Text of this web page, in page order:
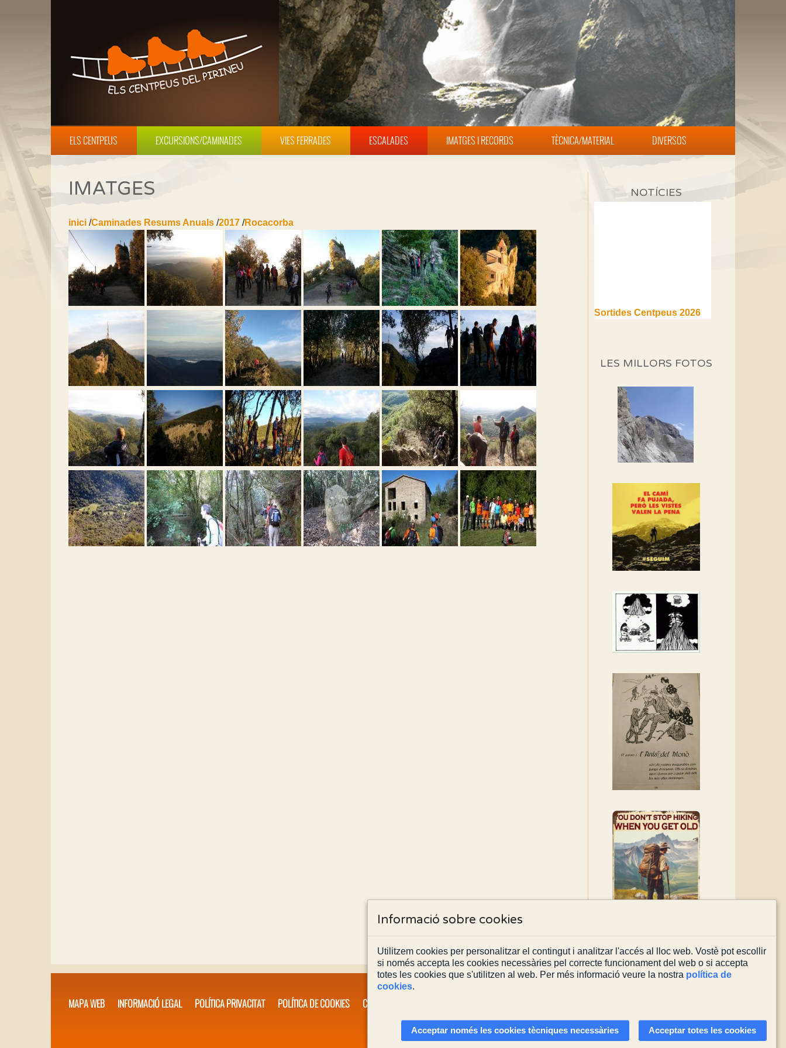
ELS CENTPEUS EXCURSIONS/CAMINADES VIES FERRADES ESCALADES IMATGES I RECORDS TÈCNICA/MATERIAL DIVERSOS
IMATGES
inici /Caminades Resums Anuals /2017 /Rocacorba
NOTÍCIES
(1a part)
Si no podem caminar,
alguna cosa hem de fer...
Els Centpeus signen el
Manifest a favor dels
Camins Vells
associació adhereix-te al
Rebem un diploma dels
Amics de Sant Aniol
d'Aguja
Els Centpeus estem
recuperació del refugi i de
l'entorn de Sant Aniol
LES MILLORS FOTOS
MAPA WEB INFORMACIÓ LEGAL POLÍTICA PRIVACITAT POLÍTICA DE COOKIES CONTACTA'NS
Actualitzada el03/08/2026
Informació sobre cookies
Utilitzem cookies per personalitzar el contingut i analitzar l'accés al lloc web. Vostè pot escollir
si només accepta les cookies necessàries pel correcte funcionament del web o si accepta
totes les cookies que s'utilitzen al web. Per més informació veure la nostra política de
cookies.
Acceptar només les cookies tècniques necessàries Acceptar totes les cookies